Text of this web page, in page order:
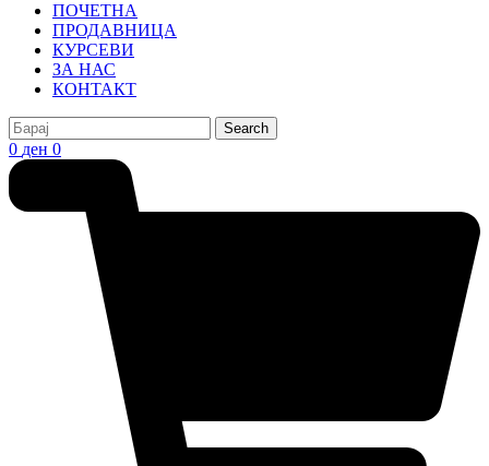
ПОЧЕТНА
ПРОДАВНИЦА
КУРСЕВИ
ЗА НАС
КОНТАКТ
Search
0 ден 0